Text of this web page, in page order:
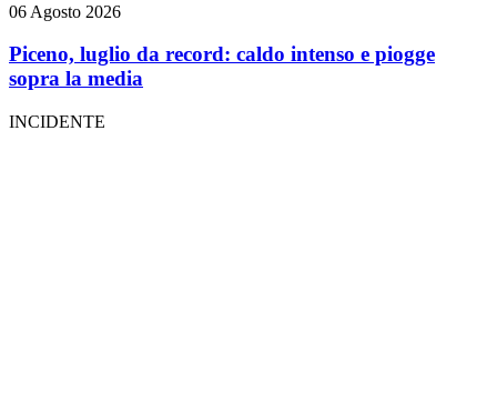
06 Agosto 2026
Piceno, luglio da record: caldo intenso e piogge
sopra la media
INCIDENTE